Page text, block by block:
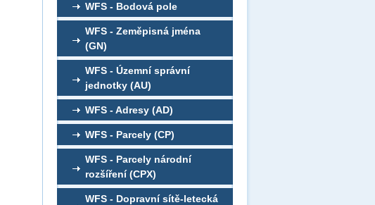
WFS - Bodová pole
WFS - Zeměpisná jména
(GN)
WFS - Územní správní
jednotky (AU)
WFS - Adresy (AD)
WFS - Parcely (CP)
WFS - Parcely národní
rozšíření (CPX)
WFS - Dopravní sítě-letecká